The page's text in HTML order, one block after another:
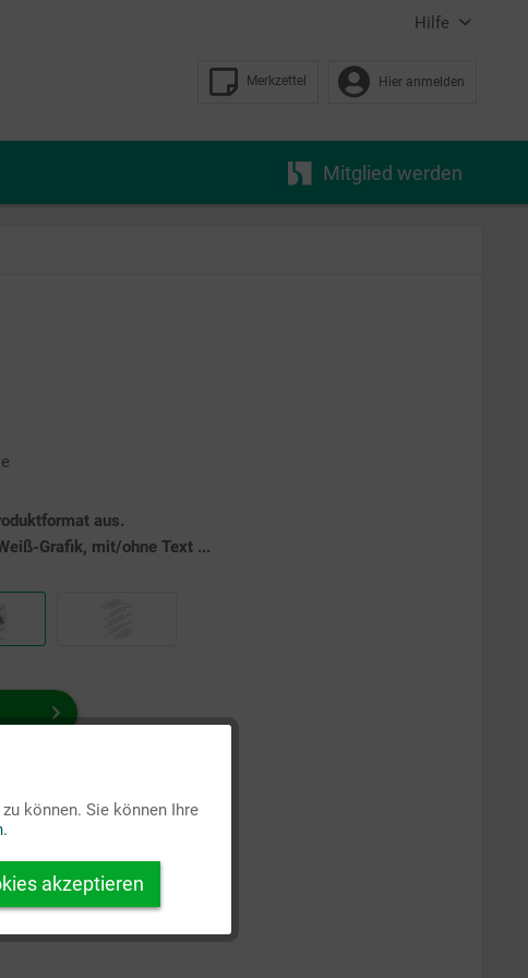
Hilfe
Merkzettel Hier anmelden
Mitglied werden
aus.
Grafik, mit/ohne Text ...
Inaktiv
können. Sie können Ihre
akzeptieren